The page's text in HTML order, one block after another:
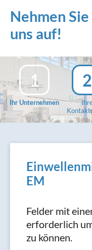
Nehmen
uns auf!
1
Ihr Unternehmen
2
EM
Felder mit
erforderlich
zu können.